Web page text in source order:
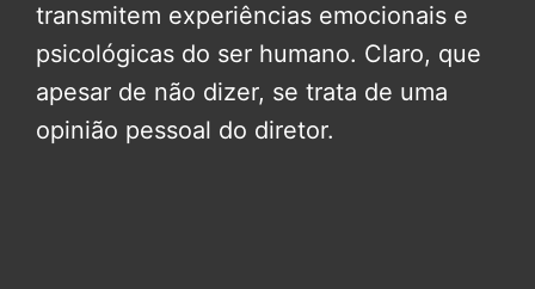
transmitem experiências emocionais e
psicológicas do ser humano. Claro, que
apesar de não dizer, se trata de uma
opinião pessoal do diretor.